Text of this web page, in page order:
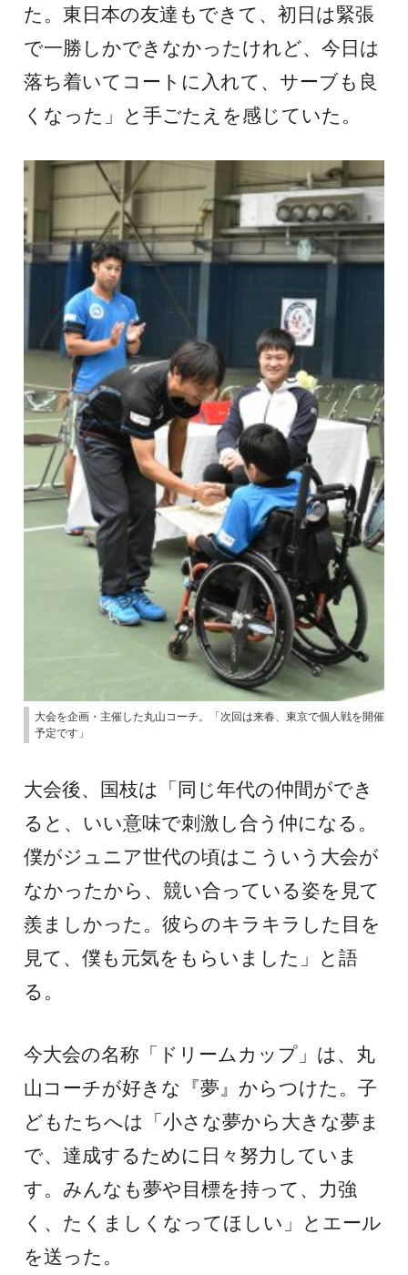
た。東日本の友達もできて、初日は緊張
で一勝しかできなかったけれど、今日は
落ち着いてコートに入れて、サーブも良
くなった」と手ごたえを感じていた。
大会を企画・主催した丸山コーチ。「次回は来春、東京で個人戦を開催
予定です」
大会後、国枝は「同じ年代の仲間ができ
ると、いい意味で刺激し合う仲になる。
僕がジュニア世代の頃はこういう大会が
なかったから、競い合っている姿を見て
羨ましかった。彼らのキラキラした目を
見て、僕も元気をもらいました」と語
る。
今大会の名称「ドリームカップ」は、丸
山コーチが好きな『夢』からつけた。子
どもたちへは「小さな夢から大きな夢ま
で、達成するために日々努力していま
す。みんなも夢や目標を持って、力強
く、たくましくなってほしい」とエール
を送った。